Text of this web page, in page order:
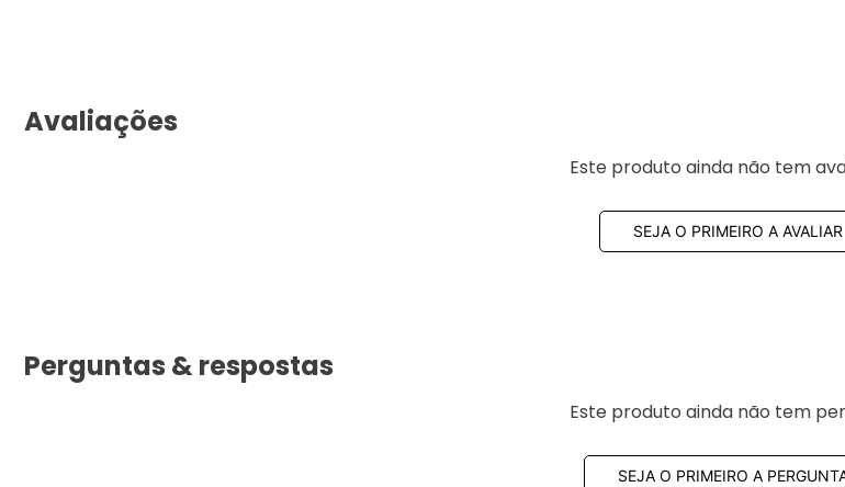
Avaliações
Este produto ainda não tem
SEJA O PRIMEIRO A AVALIAR
Perguntas & respostas
Este produto ainda não tem
SEJA O PRIMEIRO A